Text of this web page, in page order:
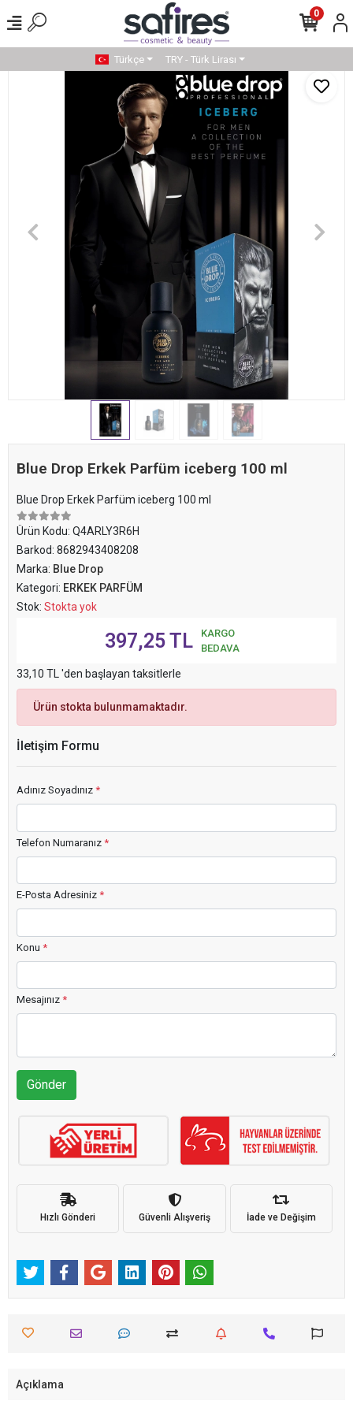
0
Türkçe TRY - Türk Lirası
Blue Drop Erkek Parfüm iceberg 100 ml
Blue Drop Erkek Parfüm iceberg 100 ml
Ürün Kodu: Q4ARLY3R6H
Barkod: 8682943408208
Marka: Blue Drop
Kategori: ERKEK PARFÜM
Stok: Stokta yok
397,25 TL
KARGO
BEDAVA
33,10 TL 'den başlayan taksitlerle
Ürün stokta bulunmamaktadır.
İletişim Formu
Adınız Soyadınız *
Telefon Numaranız *
E-Posta Adresiniz *
Konu *
Mesajınız *
Gönder
Hızlı Gönderi Güvenli Alışveriş İade ve Değişim
Açıklama